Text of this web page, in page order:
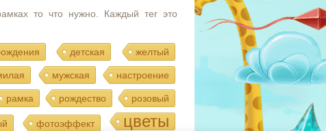
то что нужно. Каждый тег это
детская желтый
мужская настроение
рамка рождество розовый
фотоэффект цветы